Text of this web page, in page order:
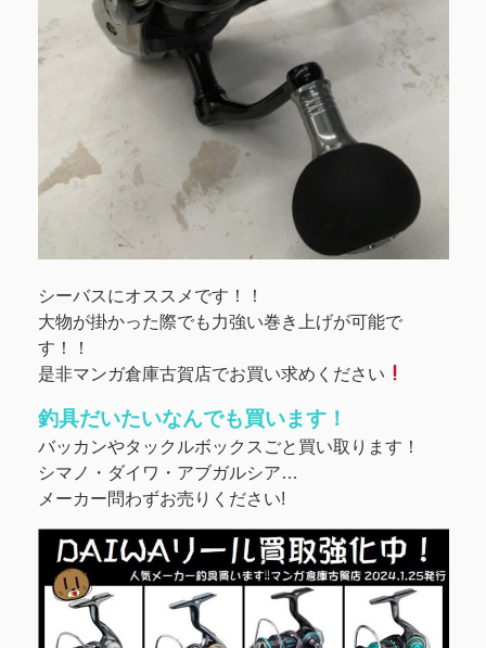
シーバスにオススメです！！
大物が掛かった際でも力強い巻き上げが可能で
す！！
是非マンガ倉庫古賀店でお買い求めください
釣具だいたいなんでも買います！
バッカンやタックルボックスごと買い取ります！
シマノ・ダイワ・アブガルシア…
メーカー問わずお売りください!